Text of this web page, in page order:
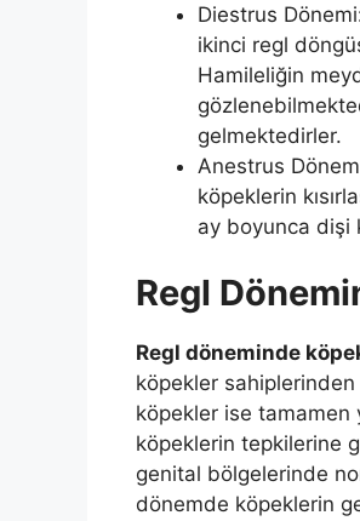
Diestrus
ikinci regl
Hamileliğin
gelmektedirler.
Anestrus
köpeklerin
ay boyunca dişi
Regl
Regl döneminde
köpekler sahiplerinden
köpekler ise tamamen
köpeklerin tepkilerine
genital bölgelerinde
dönemde köpeklerin